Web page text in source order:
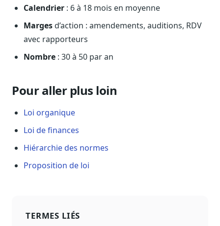
Calendrier : 6 à 18 mois en moyenne
Margesd’action : amendements, auditions, RDV
avec rapporteurs
Nombre : 30 à 50 par an
Pour aller plus loin
Loi organique
Loi de finances
Hiérarchie des normes
Proposition de loi
TERMES LIÉS